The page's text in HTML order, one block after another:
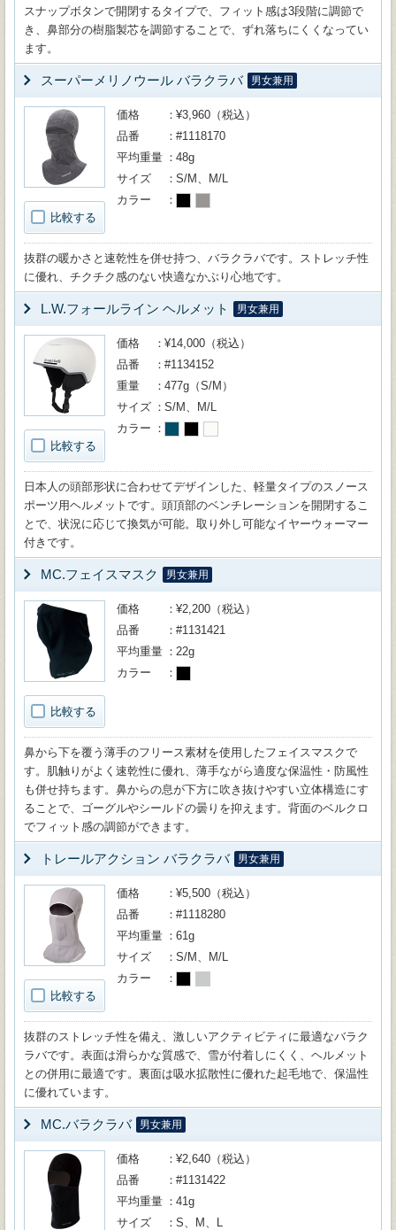
スナップボタンで開閉するタイプで、フィット感は3段階に調節で
き、鼻部分の樹脂製芯を調節することで、ずれ落ちにくくなってい
ます。
スーパーメリノウール バラクラバ 男女兼用
比較する
価格
¥3,960（税込）
品番
#1118170
平均重量
48g
サイズ
S/M、M/L
カラー
抜群の暖かさと速乾性を併せ持つ、バラクラバです。ストレッチ性
に優れ、チクチク感のない快適なかぶり心地です。
L.W.フォールライン ヘルメット 男女兼用
比較する
価格
¥14,000（税込）
品番
#1134152
重量
477g（S/M）
サイズ
S/M、M/L
カラー
日本人の頭部形状に合わせてデザインした、軽量タイプのスノース
ポーツ用ヘルメットです。頭頂部のベンチレーションを開閉するこ
とで、状況に応じて換気が可能。取り外し可能なイヤーウォーマー
付きです。
MC.フェイスマスク 男女兼用
比較する
価格
¥2,200（税込）
品番
#1131421
平均重量
22g
カラー
鼻から下を覆う薄手のフリース素材を使用したフェイスマスクで
す。肌触りがよく速乾性に優れ、薄手ながら適度な保温性・防風性
も併せ持ちます。鼻からの息が下方に吹き抜けやすい立体構造にす
ることで、ゴーグルやシールドの曇りを抑えます。背面のベルクロ
でフィット感の調節ができます。
トレールアクション バラクラバ 男女兼用
比較する
価格
¥5,500（税込）
品番
#1118280
平均重量
61g
サイズ
S/M、M/L
カラー
抜群のストレッチ性を備え、激しいアクティビティに最適なバラク
ラバです。表面は滑らかな質感で、雪が付着しにくく、ヘルメット
との併用に最適です。裏面は吸水拡散性に優れた起毛地で、保温性
に優れています。
MC.バラクラバ 男女兼用
価格
¥2,640（税込）
品番
#1131422
平均重量
41g
サイズ
S、M、L